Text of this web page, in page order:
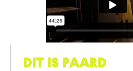
Dit is PAARD